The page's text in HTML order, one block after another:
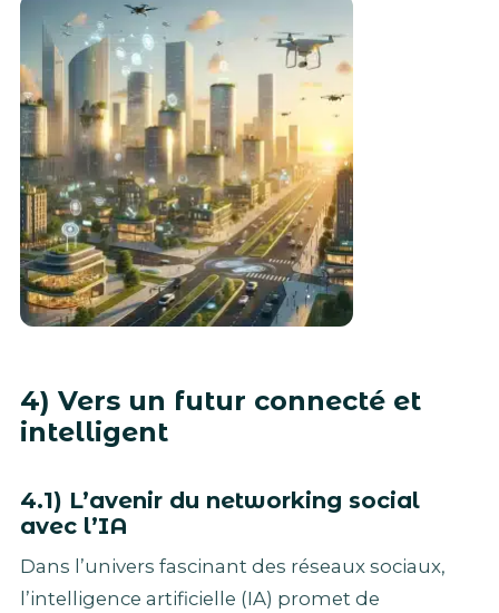
4) Vers un futur connecté et
intelligent
4.1) L’avenir du networking social
avec l’IA
Dans l’univers fascinant des réseaux sociaux,
l’intelligence artificielle (IA) promet de